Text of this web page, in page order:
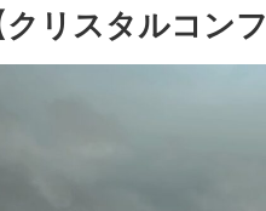
クリスタルコン